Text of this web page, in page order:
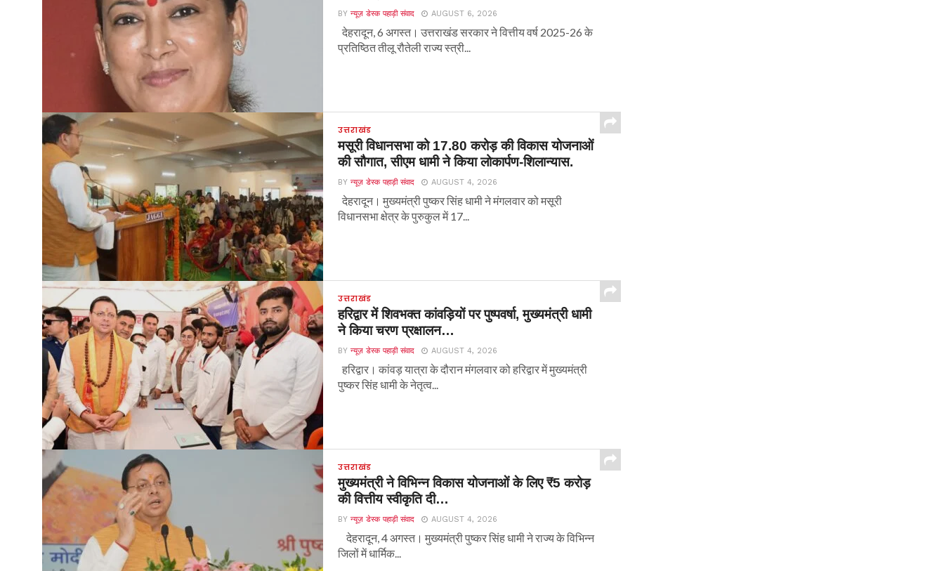
BYन्यूज़ डेस्क पहाड़ी संवाद AUGUST 6, 2026
देहरादून, 6 अगस्त। उत्तराखंड सरकार ने वित्तीय वर्ष 2025-26 के
प्रतिष्ठित तीलू रौतेली राज्य स्त्री...
उत्तराखंड
मसूरी विधानसभा को 17.80 करोड़ की विकास योजनाओं
की सौगात, सीएम धामी ने किया लोकार्पण-शिलान्यास.
BYन्यूज़ डेस्क पहाड़ी संवाद AUGUST 4, 2026
देहरादून। मुख्यमंत्री पुष्कर सिंह धामी ने मंगलवार को मसूरी
विधानसभा क्षेत्र के पुरुकुल में 17...
उत्तराखंड
हरिद्वार में शिवभक्त कांवड़ियों पर पुष्पवर्षा, मुख्यमंत्री धामी
ने किया चरण प्रक्षालन…
BYन्यूज़ डेस्क पहाड़ी संवाद AUGUST 4, 2026
हरिद्वार। कांवड़ यात्रा के दौरान मंगलवार को हरिद्वार में मुख्यमंत्री
पुष्कर सिंह धामी के नेतृत्व...
उत्तराखंड
मुख्यमंत्री ने विभिन्न विकास योजनाओं के लिए ₹5 करोड़
की वित्तीय स्वीकृति दी…
BYन्यूज़ डेस्क पहाड़ी संवाद AUGUST 4, 2026
देहरादून, 4 अगस्त। मुख्यमंत्री पुष्कर सिंह धामी ने राज्य के विभिन्न
जिलों में धार्मिक...